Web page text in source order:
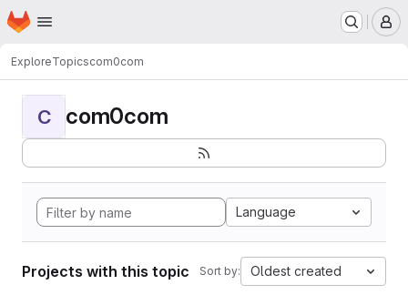
Skip to main content
Homepage
ExploreTopicscom0com
C com0com
Language
Projects with this topic Sort by: Oldest created